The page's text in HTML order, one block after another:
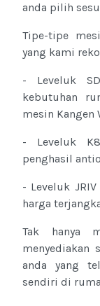
anda pilih
Tipe-tipe
yang kami
- Leveluk
kebutuhan
mesin Kangen
- Leveluk
penghasil
- Leveluk
harga
Tak hanya
menyediakan
anda yang
sendiri di